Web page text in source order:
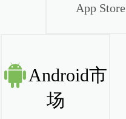
App Store
Android市
场